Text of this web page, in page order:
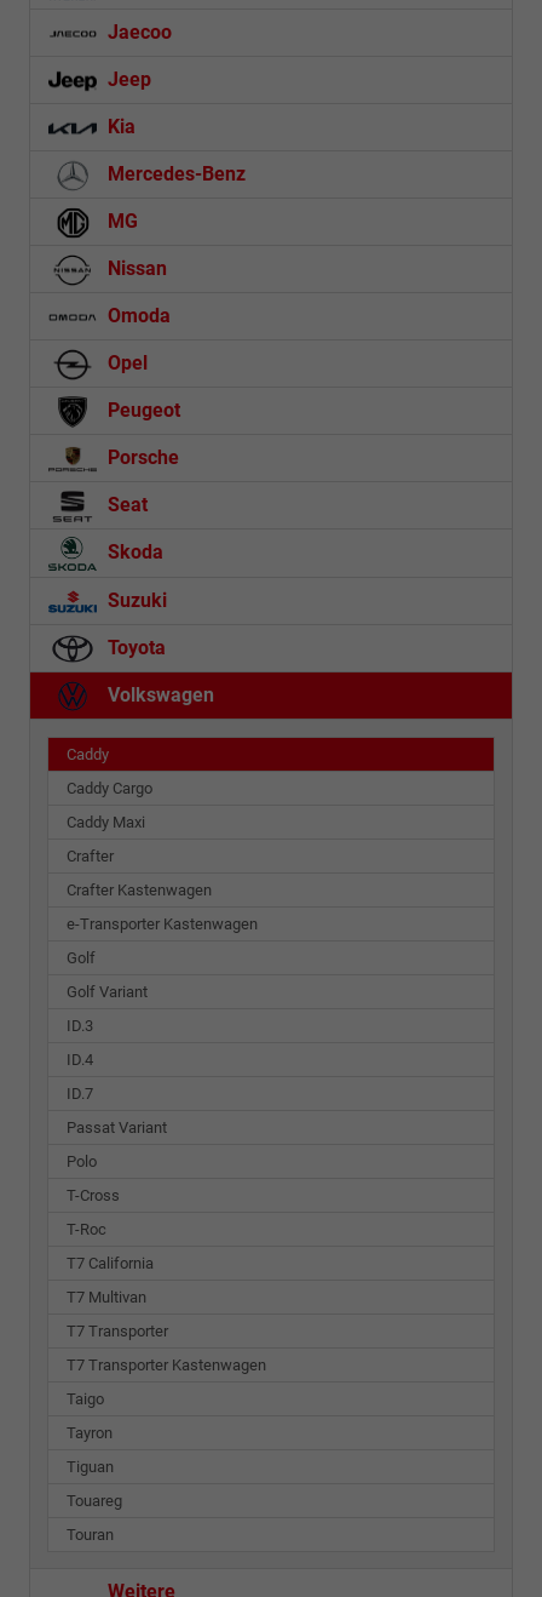
Jaecoo
Jeep
Kia
Mercedes-Benz
MG
Nissan
Omoda
Opel
Peugeot
Porsche
Seat
Skoda
Suzuki
Toyota
Volkswagen
Caddy
Caddy Cargo
Caddy Maxi
Crafter
Crafter Kastenwagen
e-Transporter Kastenwagen
Golf
Golf Variant
ID.3
ID.4
ID.7
Passat Variant
Polo
T-Cross
T-Roc
T7 California
T7 Multivan
T7 Transporter
T7 Transporter Kastenwagen
Taigo
Tayron
Tiguan
Touareg
Touran
Weitere